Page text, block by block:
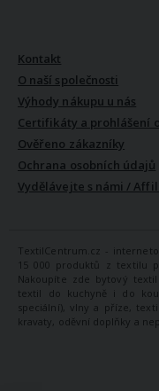
Kontakt
O naší společnosti
Výhody nákupu u nás
Certifikáty a prohlášení
Ověřeno zákazníky
Ochrana osobních údajů
Vydělávejte s námi /
TextilCentrum.cz -
15 000 produktů z textilu
Nakoupíte zde bytový textil
textil do kuchyně i do
speciální), vlny a příze,
kravaty, oděvní doplňky a